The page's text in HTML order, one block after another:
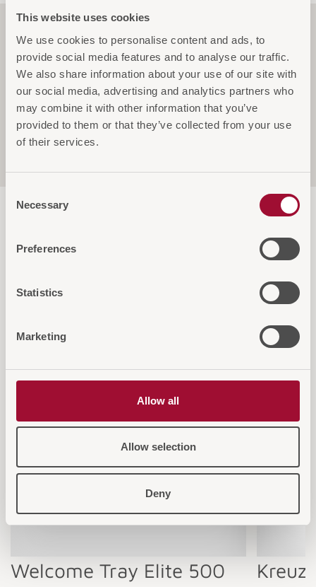
This website uses cookies
We use cookies to personalise content and ads, to
provide social media features and to analyse our traffic.
We also share information about your use of our site with
our social media, advertising and analytics partners who
may combine it with other information that you’ve
provided to them or that they’ve collected from your use
of their services.
Selection
Necessary
Preferences
Statistics
Marketing
Allow all
Allow selection
Deny
Funktionen
Spezifikationen
Diese Artikel könnten Sie auch
Welcome Tray Elite 500